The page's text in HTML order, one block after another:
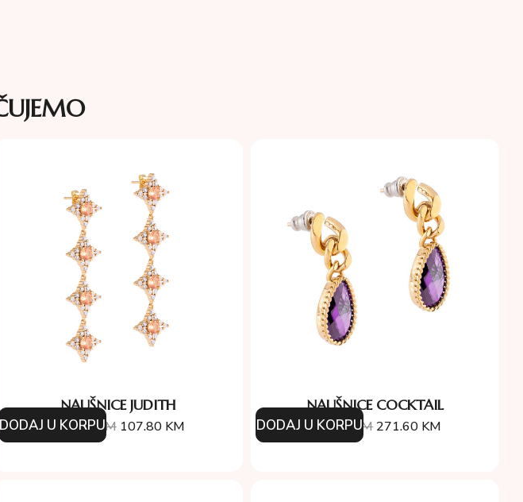
NAUŠNICE JUDITH
154.00KM 107.80 KM
DODAJ U KORPU
NAUŠNICE COCKTAIL
388.00KM 271.60 KM
DODAJ U KORPU